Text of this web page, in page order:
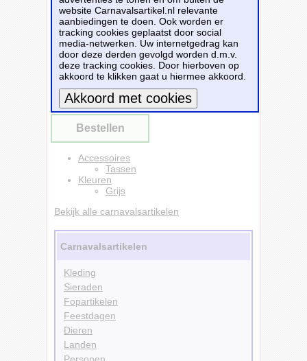
schoenen, terwijl hij licht en gemakkelijk mee
te nemen is. De stijlvolle grijze kleur en het
stevige materiaal maken deze opbergtas een
onmisbaar item voor onderweg.
Dit carnavalsartikelSchoenentas/reistas -
grijs - 1x paar - 1.5 x 36 x 43 cm - reis
opbergtasis te bestellen bij
Fopartikelenwinkel.nl voor€ 3,99
Bestellen
Accessoires
Tassen
Kleuren
Grijs
Bekijk alle carnavalsartikelen
Carnavalsartikelen
Kleding
Sieraden
Fopartikelen
Feestdagen
Dieren
Landen
Personen
website Carnavalsartikel.nl relevante
aanbiedingen te doen. Ook worden er
tracking cookies geplaatst door social
media-netwerken. Uw internetgedrag kan
door deze derden gevolgd worden d.m.v.
deze tracking cookies. Door hierboven op
akkoord te klikken gaat u hiermee akkoord.